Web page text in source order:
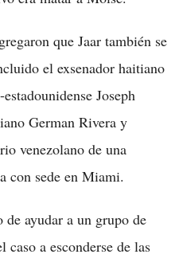
que Jaar también se
el exsenador haitiano
Joseph
German Rivera y
venezolano de una
con sede en Miami.
de ayudar a un grupo de
a esconderse de las